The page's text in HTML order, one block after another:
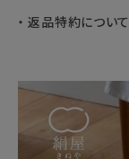
返品特約について